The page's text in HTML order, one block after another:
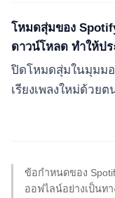
โหมดสุ่มของ
ดาวน์โหลด ทำให้ป
ปิดโหมดสุ่มในมุมม
เรียงเพลงใหม่ด้วย
ข้อกำหนดของ
ออฟไลน์อย่างเป็นท